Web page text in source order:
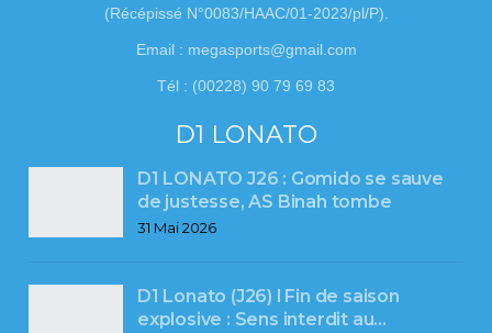
(Récépissé N°0083/HAAC/01-2023/pl/P).
Email : megasports@gmail.com
Tél : (00228) 90 79 69 83
D1 LONATO
D1 LONATO J26 : Gomido se sauve
de justesse, AS Binah tombe
31 Mai 2026
D1 Lonato (J26) l Fin de saison
explosive : Sens interdit au…